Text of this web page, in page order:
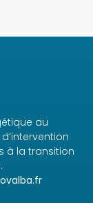
au
à la transition